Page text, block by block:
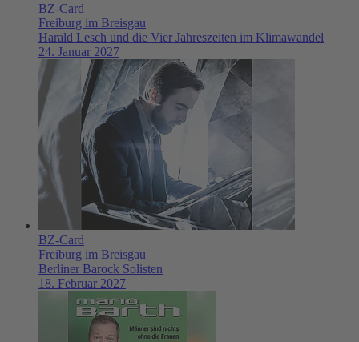
BZ-Card
Freiburg im Breisgau
Harald Lesch und die Vier Jahreszeiten im Klimawandel
24. Januar 2027
BZ-Card
Freiburg im Breisgau
Berliner Barock Solisten
18. Februar 2027